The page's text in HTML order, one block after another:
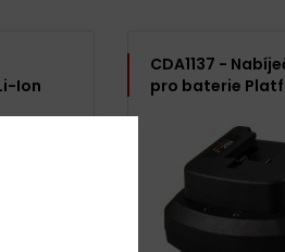
Ion
CDA1137 -
pro baterie